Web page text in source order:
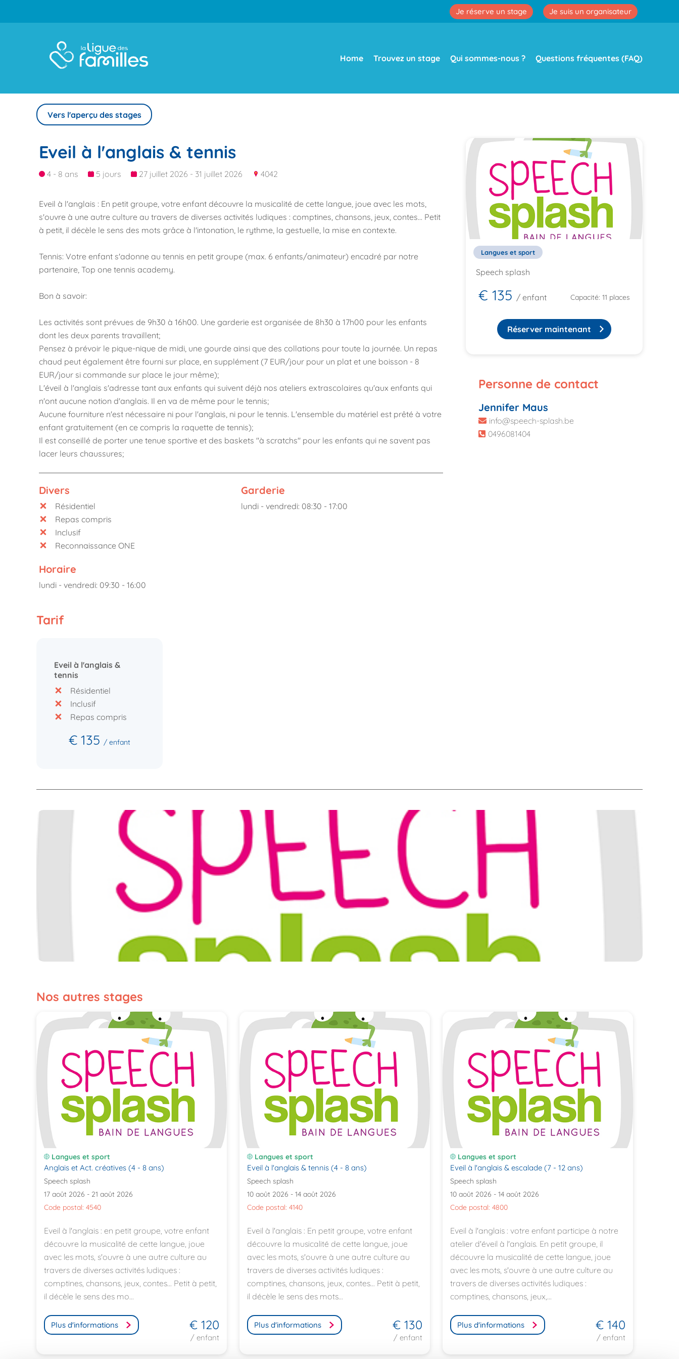
Je réserve un stage Je suis un organisateur
Home Trouvez un stage Qui sommes-nous ? Questions fréquentes (FAQ)
Vers l'aperçu des stages
Eveil à l'anglais & tennis
4 - 8 ans 5 jours 27 juillet 2026 - 31 juillet 2026 4042
Eveil à l'anglais : En petit groupe, votre enfant découvre la musicalité de cette langue, joue avec les mots,
s'ouvre à une autre culture au travers de diverses activités ludiques : comptines, chansons, jeux, contes... Petit
à petit, il décèle le sens des mots grâce à l'intonation, le rythme, la gestuelle, la mise en contexte.
Tennis: Votre enfant s'adonne au tennis en petit groupe (max. 6 enfants/animateur) encadré par notre
partenaire, Top one tennis academy.
Bon à savoir:
Les activités sont prévues de 9h30 à 16h00. Une garderie est organisée de 8h30 à 17h00 pour les enfants
dont les deux parents travaillent;
Pensez à prévoir le pique-nique de midi, une gourde ainsi que des collations pour toute la journée. Un repas
chaud peut également être fourni sur place, en supplément (7 EUR/jour pour un plat et une boisson - 8
EUR/jour si commande sur place le jour même);
L'éveil à l'anglais s'adresse tant aux enfants qui suivent déjà nos ateliers extrascolaires qu'aux enfants qui
n'ont aucune notion d'anglais. Il en va de même pour le tennis;
Aucune fourniture n'est nécessaire ni pour l'anglais, ni pour le tennis. L'ensemble du matériel est prêté à votre
enfant gratuitement (en ce compris la raquette de tennis);
Il est conseillé de porter une tenue sportive et des baskets "à scratchs" pour les enfants qui ne savent pas
lacer leurs chaussures;
Divers
Résidentiel
Repas compris
Inclusif
Reconnaissance ONE
Garderie
lundi - vendredi: 08:30 - 17:00
Horaire
lundi - vendredi: 09:30 - 16:00
Tarif
Eveil à l'anglais &
tennis
Résidentiel
Inclusif
Repas compris
€ 135 / enfant
Langues et sport
Speech splash
€ 135 / enfant Capacité: 11 places
Réserver maintenant
Personne de contact
Jennifer Maus
info@speech-splash.be
0496081404
Nos autres stages
Langues et sport
Anglais et Act. créatives (4 - 8 ans)
Speech splash
17 août 2026 - 21 août 2026
Code postal: 4540
Eveil à l'anglais : en petit groupe, votre enfant
découvre la musicalité de cette langue, joue
avec les mots, s'ouvre à une autre culture au
travers de diverses activités ludiques :
comptines, chansons, jeux, contes... Petit à petit,
il décèle le sens des mo...
Plus d'informations € 120
/ enfant
Langues et sport
Eveil à l'anglais & tennis (4 - 8 ans)
Speech splash
10 août 2026 - 14 août 2026
Code postal: 4140
Eveil à l'anglais : En petit groupe, votre enfant
découvre la musicalité de cette langue, joue
avec les mots, s'ouvre à une autre culture au
travers de diverses activités ludiques :
comptines, chansons, jeux, contes... Petit à petit,
il décèle le sens des mots...
Plus d'informations € 130
/ enfant
Langues et sport
Eveil à l'anglais & escalade (7 - 12 ans)
Speech splash
10 août 2026 - 14 août 2026
Code postal: 4800
Eveil à l'anglais : votre enfant participe à notre
atelier d'éveil à l'anglais. En petit groupe, il
découvre la musicalité de cette langue, joue
avec les mots, s'ouvre à une autre culture au
travers de diverses activités ludiques :
comptines, chansons, jeux,...
Plus d'informations € 140
/ enfant